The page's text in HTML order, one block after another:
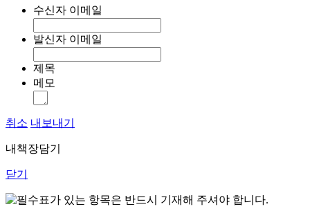
수신자 이메일
발신자 이메일
제목
메모
취소 내보내기
내책장담기
닫기
표가 있는 항목은 반드시 기재해 주셔야 합니다.